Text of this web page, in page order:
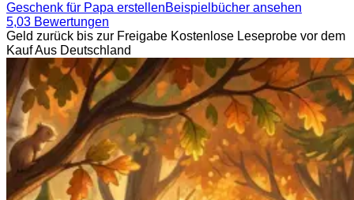
Geschenk für Papa erstellenBeispielbücher ansehen
5,03 Bewertungen
Geld zurück bis zur Freigabe Kostenlose Leseprobe vor dem
KaufAus Deutschland